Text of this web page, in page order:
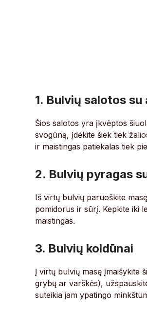
1. Bulvių salotos su
Šios salotos yra įkvėptos
svogūną, įdėkite šiek tiek
ir maistingas patiekalas tiek
2. Bulvių pyragas
Iš virtų bulvių paruoškite
pomidorus ir sūrį. Kepkite iki
maistingas.
3. Bulvių koldūnai
Į virtų bulvių masę įmaišykite
grybų ar varškės),
suteikia jam ypatingo